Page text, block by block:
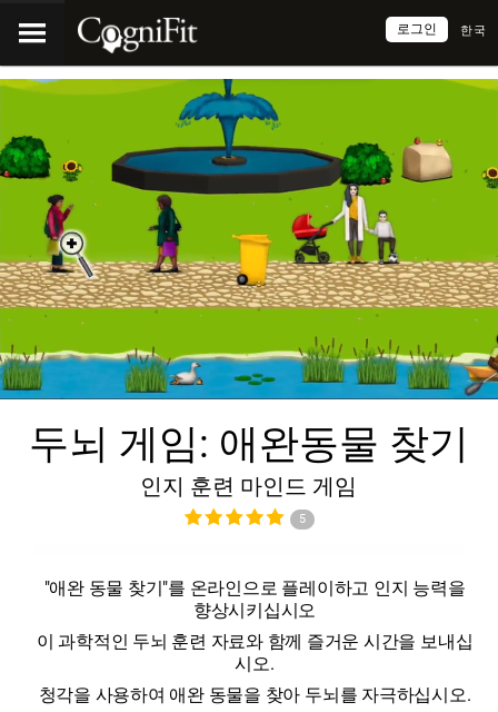
한국
로그인
두뇌 게임: 애완동물 찾기
인지 훈련 마인드 게임
5
"애완 동물 찾기"를 온라인으로 플레이하고 인지 능력을
향상시키십시오
이 과학적인 두뇌 훈련 자료와 함께 즐거운 시간을 보내십
시오.
청각을 사용하여 애완 동물을 찾아 두뇌를 자극하십시오.